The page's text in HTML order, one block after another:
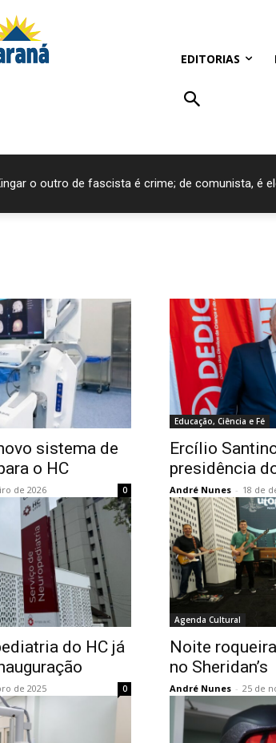
EDITORIAS
o outro de fascista é crime; de comunista, é
sistema de
o HC
de 2026 0
Educação, Ciência e Fé
Ercílio
presidência
André Nunes - 18 de
do HC já
de 2025 0
Agenda Cultural
Noite
no Sheridan’s
André Nunes - 25 de